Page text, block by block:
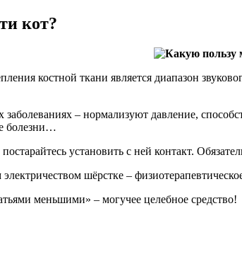
кот?
костной ткани является диапазон
– нормализуют давление,
болезни…
установить с ней контакт.
шёрстке –
меньшими» – могучее целебное средство!